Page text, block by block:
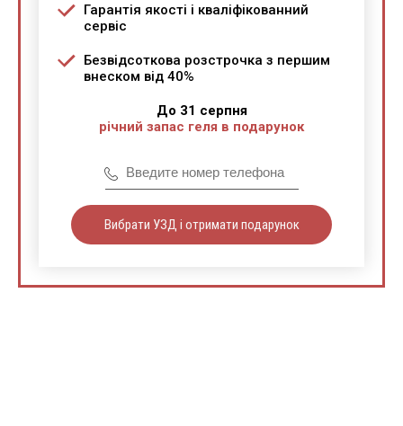
Гарантія якості і кваліфікованний
сервіс
Безвідсоткова розстрочка з першим
внеском від 40%
До 31 серпня
річний запас геля в подарунок
Вибрати УЗД і отримати подарунок